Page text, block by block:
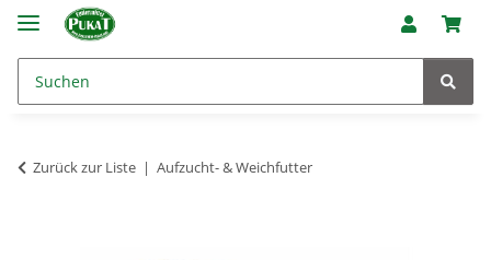
Zurück zur Liste Aufzucht- & Weichfutter